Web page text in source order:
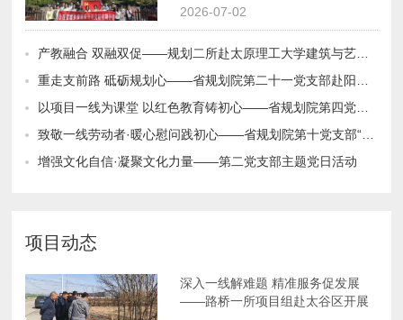
2026-07-02
产教融合 双融双促——规划二所赴太原理工大学建筑与艺术学院开展“一所一品”主题活动
重走支前路 砥砺规划心——省规划院第二十一党支部赴阳曲县店子底红色文化园开展主题党日活动
以项目一线为课堂 以红色教育铸初心——省规划院第四党支部开展“党业融合”红色教育活动
致敬一线劳动者·暖心慰问践初心——省规划院第十党支部“五一”慰问主题党日活动
增强文化自信·凝聚文化力量——第二党支部主题党日活动
项目动态